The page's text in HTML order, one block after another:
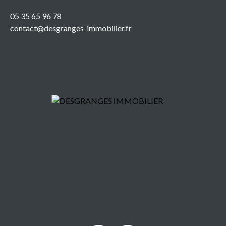
05 35 65 96 78
contact@desgranges-immobilier.fr